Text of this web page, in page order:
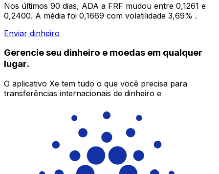
Nos últimos 90 dias, ADA a FRF mudou entre 0,1261 e
0,2400. A média foi 0,1669 com volatilidade 3,69% .
Enviar dinheiro
Gerencie seu dinheiro e moedas em qualquer
lugar.
O aplicativo Xe tem tudo o que você precisa para
transferências internacionais de dinheiro e
alertas de taxas de câmbio e transfira dinheiro para o
exterior sem taxas ocultas. Baixe hoje mesmo!